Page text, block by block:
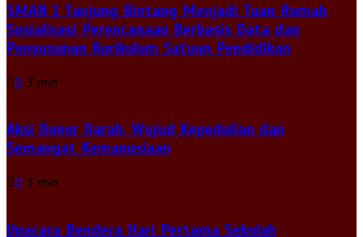
SMAN 1 Tanjung Bintang Menjadi Tuan Rumah
Sosialisasi Perencanaan Berbasis Data dan
Penyusunan Kurikulum Satuan Pendidikan
0 3 min
Aksi Donor Darah, Wujud Kepedulian dan
Semangat Kemanusiaan
0 3 min
Upacara Bendera Hari Pertama Sekolah